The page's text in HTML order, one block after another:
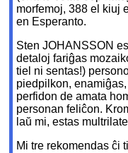
morfemoj, 388 el kiuj
en Esperanto.
Sten JOHANSSON
detaloj fariĝas
tiel ni sentas!)
piedpilkon,
perfidon de amata
personan feliĉon.
laŭ mi, estas
Mi tre rekomendas ĉi